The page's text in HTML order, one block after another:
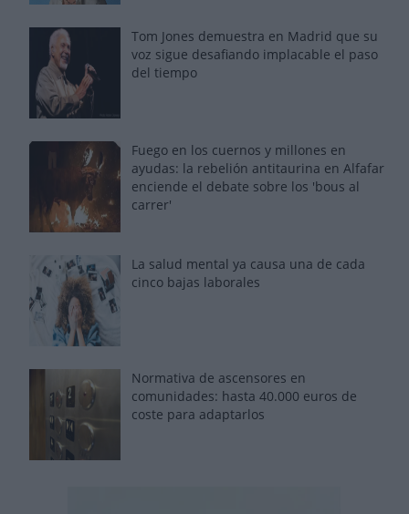
Tom Jones demuestra en Madrid que su
voz sigue desafiando implacable el paso
del tiempo
Fuego en los cuernos y millones en
ayudas: la rebelión antitaurina en Alfafar
enciende el debate sobre los 'bous al
carrer'
La salud mental ya causa una de cada
cinco bajas laborales
Normativa de ascensores en
comunidades: hasta 40.000 euros de
coste para adaptarlos